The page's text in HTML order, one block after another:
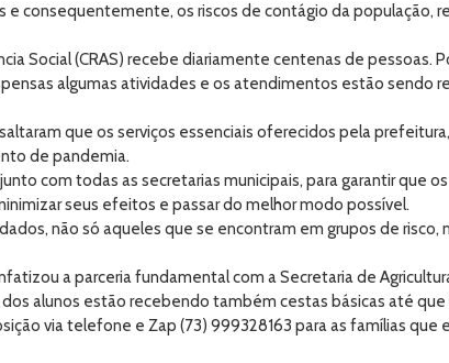
e consequentemente, os riscos de contágio da população,
Social (CRAS) recebe diariamente centenas de pessoas.
algumas atividades e os atendimentos estão sendo
que os serviços essenciais oferecidos pela
de pandemia.
com todas as secretarias municipais, para garantir que
seus efeitos e passar do melhor modo possível.
não só aqueles que se encontram em grupos de risco,
a parceria fundamental com a Secretaria de
alunos estão recebendo também cestas básicas até
via telefone e Zap (73) 999328163 para as famílias